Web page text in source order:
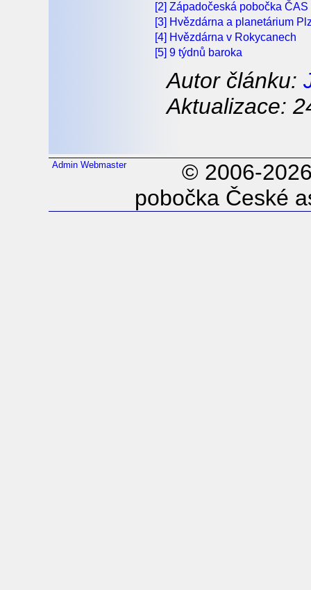
[2] Západočeská pobočka ČAS
[3] Hvězdárna a planetárium
[4] Hvězdárna v Rokycanech
[5] 9 týdnů baroka
Autor článku:
Aktualizace:
Admin Webmaster
© 2006-
pobočka České